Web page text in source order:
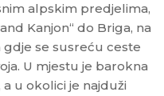
alpskim predjelima,
Kanjon“ do Briga, na
se susreću ceste
U mjestu je barokna
u okolici je najduži